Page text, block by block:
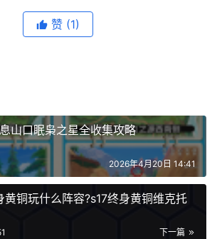
赞 (1)
山口眠枭之星全收集攻略
2026年4月20日 14:41
黄铜玩什么阵容?s17终身黄铜维克托
下一篇